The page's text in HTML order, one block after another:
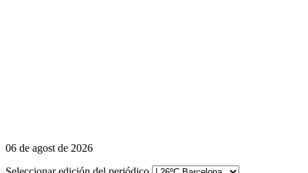
06 de agost de 2026